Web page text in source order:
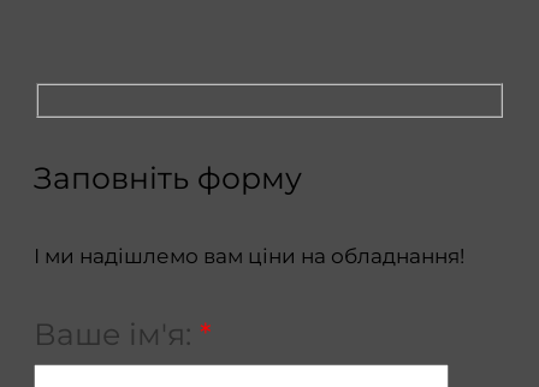
Заповніть форму
І ми надішлемо вам ціни на обладнання!
Ваше ім'я: *